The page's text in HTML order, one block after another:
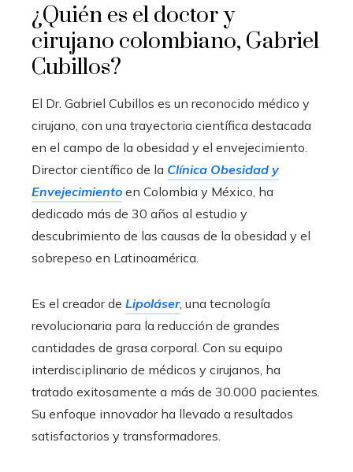
¿Quién es el doctor y
cirujano colombiano, Gabriel
Cubillos?
El Dr. Gabriel Cubillos es un reconocido médico y
cirujano, con una trayectoria científica destacada
en el campo de la obesidad y el envejecimiento.
Director científico de la Clínica Obesidad y
Envejecimiento en Colombia y México, ha
dedicado más de 30 años al estudio y
descubrimiento de las causas de la obesidad y el
sobrepeso en Latinoamérica.
Es el creador de Lipoláser, una tecnología
revolucionaria para la reducción de grandes
cantidades de grasa corporal. Con su equipo
interdisciplinario de médicos y cirujanos, ha
tratado exitosamente a más de 30.000 pacientes.
Su enfoque innovador ha llevado a resultados
satisfactorios y transformadores.